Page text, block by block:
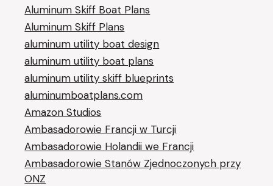
Aluminum Skiff Boat Plans
Aluminum Skiff Plans
aluminum utility boat design
aluminum utility boat plans
aluminum utility skiff blueprints
aluminumboatplans.com
Amazon Studios
Ambasadorowie Francji w Turcji
Ambasadorowie Holandii we Francji
Ambasadorowie Stanów Zjednoczonych przy
ONZ